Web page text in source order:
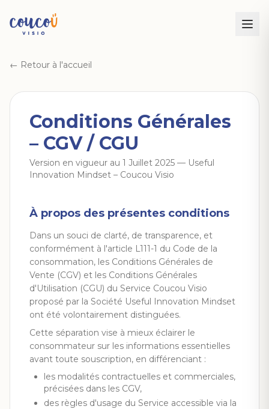
← Retour à l'accueil
Conditions Générales
– CGV / CGU
Version en vigueur au 1 Juillet 2025 — Useful
Innovation Mindset – Coucou Visio
À propos des présentes conditions
Dans un souci de clarté, de transparence, et
conformément à l'article L111-1 du Code de la
consommation, les Conditions Générales de
Vente (CGV) et les Conditions Générales
d'Utilisation (CGU) du Service Coucou Visio
proposé par la Société Useful Innovation Mindset
ont été volontairement distinguées.
Cette séparation vise à mieux éclairer le
consommateur sur les informations essentielles
avant toute souscription, en différenciant :
les modalités contractuelles et commerciales,
précisées dans les CGV,
des règles d'usage du Service accessible via la